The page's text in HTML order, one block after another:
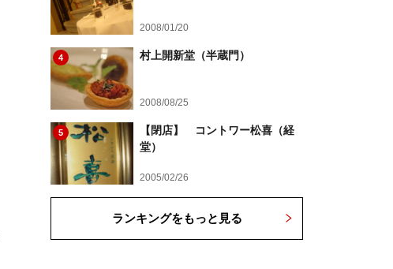
2008/01/20
4 村上開新堂（半蔵門）
2008/08/25
5
【閉店】 コントワー松喜（経
堂）
2005/02/26
ランキングをもっと見る